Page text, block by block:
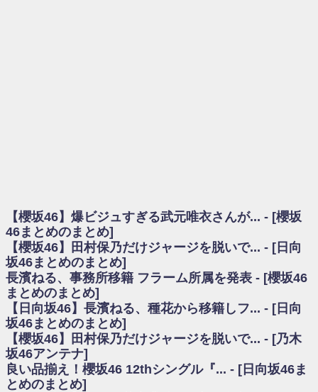
日向坂46まとめのまとめ / 【日向坂46】富田鈴花1st写真集、発売記念記者
会見の模様がこちら！
乃木坂欅坂まとめのまとめ / 【日向坂46】河田陽菜卒業の影響、ガチでデ
カそう...
欅坂あんてな ～欅坂46のニュース・情報・話題をピックアップ / れなッ
ピーズ集結！櫻坂46守屋麗奈×遠藤理子、8/6「ラヴィット！」水曜スタジオ出
演決定
欅坂/日向坂46まとめのまとめ / 【櫻坂46】田村保乃だけジャージを脱いで
いた理由
日向坂46まとめのまとめ / 【日向坂46】若林さん「笑えないぐらい師匠だ
から」佐々木久美と卒業後初の共演の様子がこちら！【激レアさん】
日向坂46まとめのまとめ / 【元日向坂46】情報解禁前で言えない！？丹生
ちゃん、メンバーと会った模様
乃木坂欅坂まとめのまとめ / 【日向坂46】この月、何かあるのか！？『お
【櫻坂46】爆ビジュすぎる武元唯衣さんが... - [櫻坂
46まとめのまとめ]
【櫻坂46】田村保乃だけジャージを脱いで... - [日向
坂46まとめのまとめ]
長濱ねる、事務所移籍 フラーム所属を発表 - [櫻坂46
まとめのまとめ]
【日向坂46】長濱ねる、種花から移籍しフ... - [日向
坂46まとめのまとめ]
【櫻坂46】田村保乃だけジャージを脱いで... - [乃木
坂46アンテナ]
良い品揃え！櫻坂46 12thシングル『... - [日向坂46ま
とめのまとめ]